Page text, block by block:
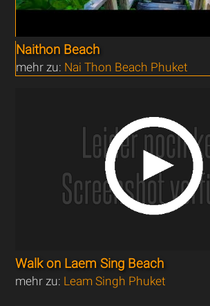
Naithon Beach
mehr zu: Nai Thon Beach Phuket
Walk on Laem Sing Beach
mehr zu: Leam Singh Phuket